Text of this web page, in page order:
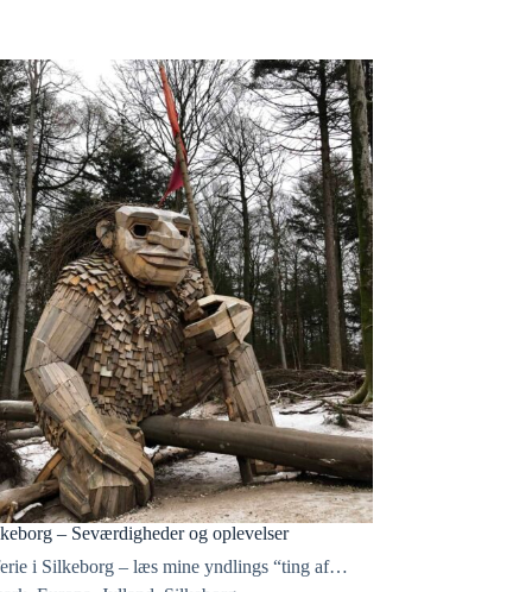
– Seværdigheder og oplevelser
i Silkeborg – læs mine yndlings “ting af…